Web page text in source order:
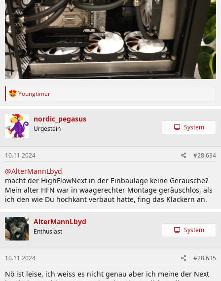
R
k
t
i
o
n
e
n
:
Youngtimer
nordic_pegasus
Urgestein System
10.11.2024 #28.634
@AlterMannLbyd
macht der HighFlowNext in der Einbaulage keine Geräusche?
Mein alter HFN war in waagerechter Montage geräuschlos, als
ich den wie Du hochkant verbaut hatte, fing das Klackern an.
AlterMannLbyd
Enthusiast System
10.11.2024 #28.635
Nö ist leise, ich weiss es nicht genau aber ich meine der Next